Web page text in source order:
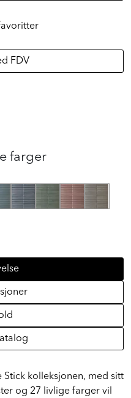
FDV
farger
Stick kolleksjonen, med sitt
og 27 livlige farger vil